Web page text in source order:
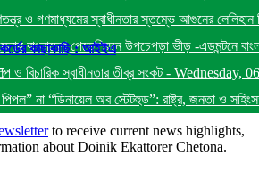
ও গণমাধ্যমের স্বাধীনতার স্তম্ভে আগুনের লেলিহান
বাংলাদেশ পেভেলিয়নে উপচেপড়া ভীড় -এডমন্টনে
ও বিচারিক স্বাধীনতার তীব্র সংকট- Wednesday,
না “ডিনায়েল অব স্টেটহুড”: রাষ্ট্র, জনতা ও
কাছাকাছি : আইইএ
to receive current news highlights,
about Doinik Ekattorer Chetona.